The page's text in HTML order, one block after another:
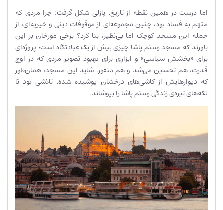
اما درست در همین نقطه از تاریخ، پازلی شکل گرفت: چرا مردی که
متهم به فساد بود، چنین مجموعه‌ای از موقوفات دینی و خیریه‌ای، از
جمله این مسجد کوچک اما بی‌نظیر، بنا کرد؟ برخی مورخان بر این
باورند که مسجد رستم پاشا چیزی بیش از یک عبادتگاه است؛ پروژه‌ای
برای «بخشش سیاسی» و ابزاری برای بهبود تصویر مردی که در اوج
قدرت، هم تحسین می‌شد و هم منفور. شاید این مسجد، همان‌طور
که دیوارهایش از کاشی‌های درخشان پوشیده شده، تلاشی بود تا
لکه‌های تیره‌ی زندگی رستم پاشا را بپوشاند.